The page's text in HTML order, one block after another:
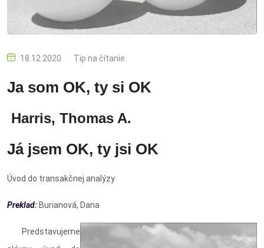
18.12.2020 Tip na čítanie
Ja som OK, ty si OK
Harris, Thomas A.
Já jsem OK, ty jsi OK
Úvod do transakčnej analýzy
Preklad: Burianová, Dana
Predstavujeme